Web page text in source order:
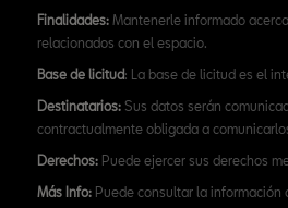
Finalidades: Mantenerle informado
relacionados con el espacio.
Base de licitud: La base de licitud es el
Destinatarios: Sus datos serán
contractualmente obligada a
Derechos: Puede ejercer sus derechos
Más Info: Puede consultar la